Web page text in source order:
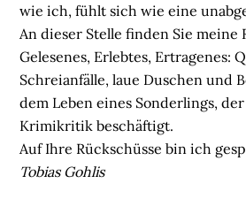
wie ich, fühlt sich wie eine
An dieser Stelle finden Sie meine
Gelesenes, Erlebtes, Ertragenes:
Schreianfälle, laue Duschen und
dem Leben eines Sonderlings,
Krimikritik beschäftigt.
Auf Ihre Rückschüsse bin ich
Tobias Gohlis